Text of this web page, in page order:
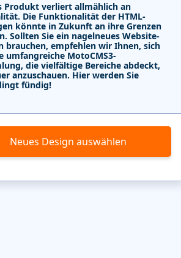
Produkt verliert allmählich an
Die Funktionalität der HTML-
könnte in Zukunft an ihre Grenzen
Sollten Sie ein nagelneues Website-
brauchen, empfehlen wir Ihnen, sich
umfangreiche MotoCMS3-
die vielfältige Bereiche abdeckt,
anzuschauen. Hier werden Sie
fündig!
Neues Design auswählen